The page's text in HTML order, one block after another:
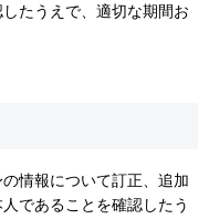
たうえで、適切な期間お
情報について訂正、追加
であることを確認したう